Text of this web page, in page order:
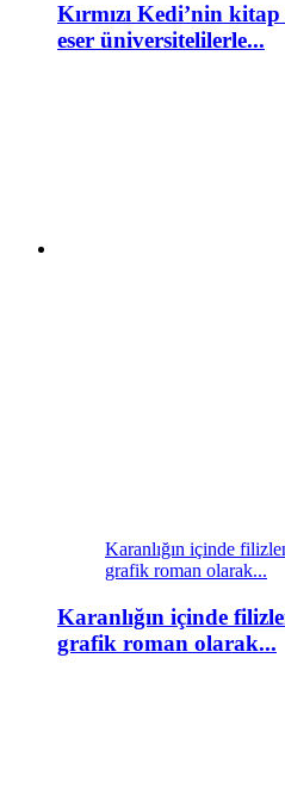
Kırmızı Kedi’nin
eser üniversitelilerle...
Karanlığın içinde
grafik roman olarak...
Karanlığın içinde
grafik roman olarak...